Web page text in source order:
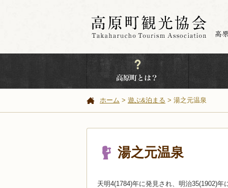
ホーム 遊ぶ&泊まる 湯之元温泉
湯之元温泉
天明4(1784)年に発見され、明治35(1902)